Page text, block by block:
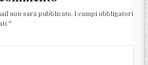
non sarà pubblicato. I campi obbligatori
*